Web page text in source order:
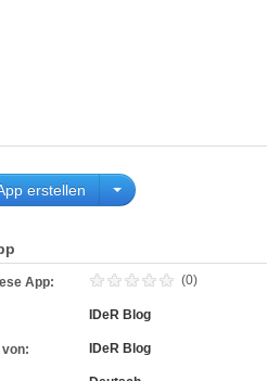
erstellen
App: (0)
IDeR Blog
von: IDeR Blog